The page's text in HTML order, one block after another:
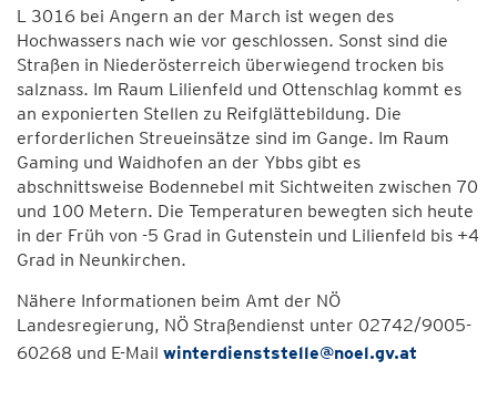
L 3016 bei Angern an der March ist wegen des
Hochwassers nach wie vor geschlossen. Sonst sind die
Straßen in Niederösterreich überwiegend trocken bis
salznass. Im Raum Lilienfeld und Ottenschlag kommt es
an exponierten Stellen zu Reifglättebildung. Die
erforderlichen Streueinsätze sind im Gange. Im Raum
Gaming und Waidhofen an der Ybbs gibt es
abschnittsweise Bodennebel mit Sichtweiten zwischen 70
und 100 Metern. Die Temperaturen bewegten sich heute
in der Früh von -5 Grad in Gutenstein und Lilienfeld bis +4
Grad in Neunkirchen.
Nähere Informationen beim Amt der NÖ
Landesregierung, NÖ Straßendienst unter 02742/9005-
60268 und E-Mail winterdienststelle@noel.gv.at